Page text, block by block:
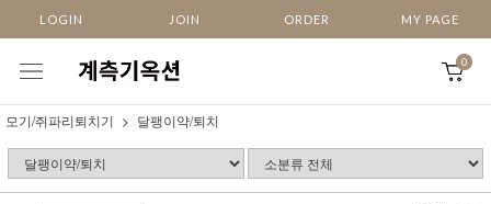
LOGIN JOIN ORDER MY PAGE
0
모기/쥐파리퇴치기 달팽이약/퇴치